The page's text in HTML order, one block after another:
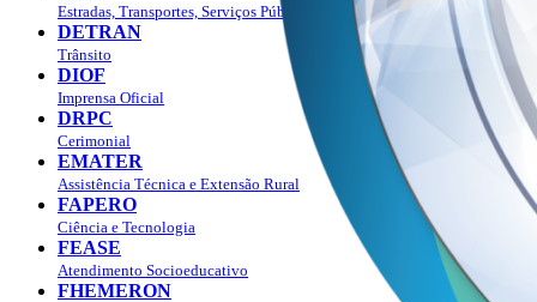
Estradas, Transportes, Serviços Públicos
DETRAN
Trânsito
DIOF
Imprensa Oficial
DRPC
Cerimonial
EMATER
Assistência Técnica e Extensão Rural
FAPERO
Ciência e Tecnologia
FEASE
Atendimento Socioeducativo
FHEMERON